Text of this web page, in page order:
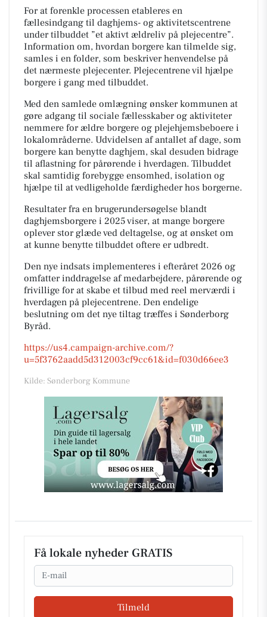
For at forenkle processen etableres en
fællesindgang til daghjems- og aktivitetscentrene
under tilbuddet ”et aktivt ældreliv på plejecentre”.
Information om, hvordan borgere kan tilmelde sig,
samles i en folder, som beskriver henvendelse på
det nærmeste plejecenter. Plejecentrene vil hjælpe
borgere i gang med tilbuddet.
Med den samlede omlægning ønsker kommunen at
gøre adgang til sociale fællesskaber og aktiviteter
nemmere for ældre borgere og plejehjemsbeboere i
lokalområderne. Udvidelsen af antallet af dage, som
borgere kan benytte daghjem, skal desuden bidrage
til aflastning for pårørende i hverdagen. Tilbuddet
skal samtidig forebygge ensomhed, isolation og
hjælpe til at vedligeholde færdigheder hos borgerne.
Resultater fra en brugerundersøgelse blandt
daghjemsborgere i 2025 viser, at mange borgere
oplever stor glæde ved deltagelse, og at ønsket om
at kunne benytte tilbuddet oftere er udbredt.
Den nye indsats implementeres i efteråret 2026 og
omfatter inddragelse af medarbejdere, pårørende og
frivillige for at skabe et tilbud med reel merværdi i
hverdagen på plejecentrene. Den endelige
beslutning om det nye tiltag træffes i Sønderborg
Byråd.
https://us4.campaign-archive.com/?
u=5f3762aadd5d312003cf9cc61&id=f030d66ee3
Kilde: Sønderborg Kommune
Få lokale nyheder GRATIS
Email
Tilmeld